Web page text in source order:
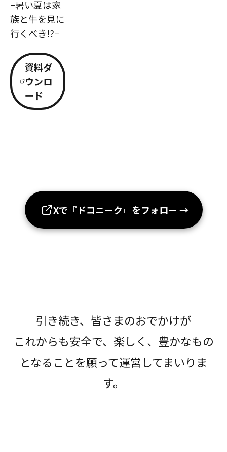
−暑い夏は家
族と牛を見に
行くべき!?−
資料ダ
ウンロ
ード
Xで『ドコニーク』をフォロー →
引き続き、皆さまのおでかけが
これからも安全で、楽しく、豊かなもの
となることを願って運営してまいりま
す。